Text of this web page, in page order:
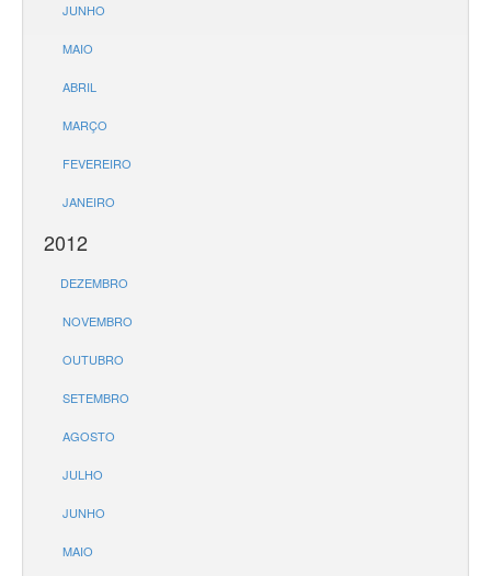
JUNHO
MAIO
ABRIL
MARÇO
FEVEREIRO
JANEIRO
2012
DEZEMBRO
NOVEMBRO
OUTUBRO
SETEMBRO
AGOSTO
JULHO
JUNHO
MAIO